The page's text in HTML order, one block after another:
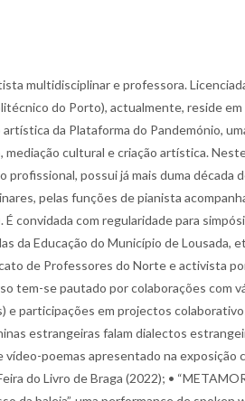
multidisciplinar e professora.
do Porto), actualmente, reside em
artística da Plataforma do Pandemónio,
mediação cultural e criação artística.
profissional, possui já mais duma
pelas funções de pianista
convidada com regularidade para
da Educação do Município de Lousada,
de Professores do Norte e activista
tem-se pautado por colaborações com
e participações em projectos
estrangeiras falam dialectos
vídeo-poemas apresentado na
do Livro de Braga (2022); •